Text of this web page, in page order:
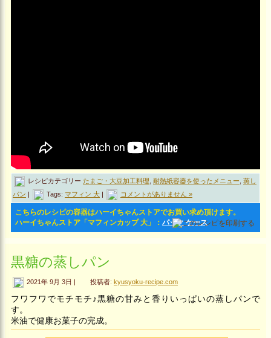
レシピカテゴリー たまご・大豆加工料理 耐熱紙容器を使ったメニュー 蒸し
パン | Tags: マフィン 大 | コメントがありません »
こちらのレシピの容器はハーイちゃんストアでお買い求め頂けます。
ハーイちゃんストア「マフィンカップ 大」： パック ケース
黒糖の蒸しパン
2021年 9月 3日 | 投稿者: kyusyoku-recipe.com
フワフワでモチモチ♪黒糖の甘みと香りいっぱいの蒸しパンで
す。
米油で健康お菓子の完成。